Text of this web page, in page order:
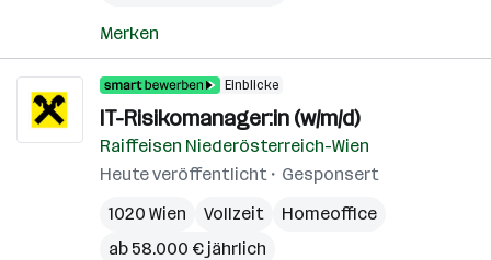
Merken
Einblicke
IT-Risikomanager:in (w/m/d)
Raiffeisen Niederösterreich-Wien
Heute veröffentlicht
Gesponsert
1020 Wien
Vollzeit
Homeoffice
ab 58.000 € jährlich